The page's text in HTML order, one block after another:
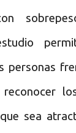
personas
sea